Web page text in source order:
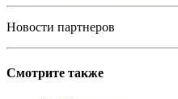
Новости партнеров
Смотрите также